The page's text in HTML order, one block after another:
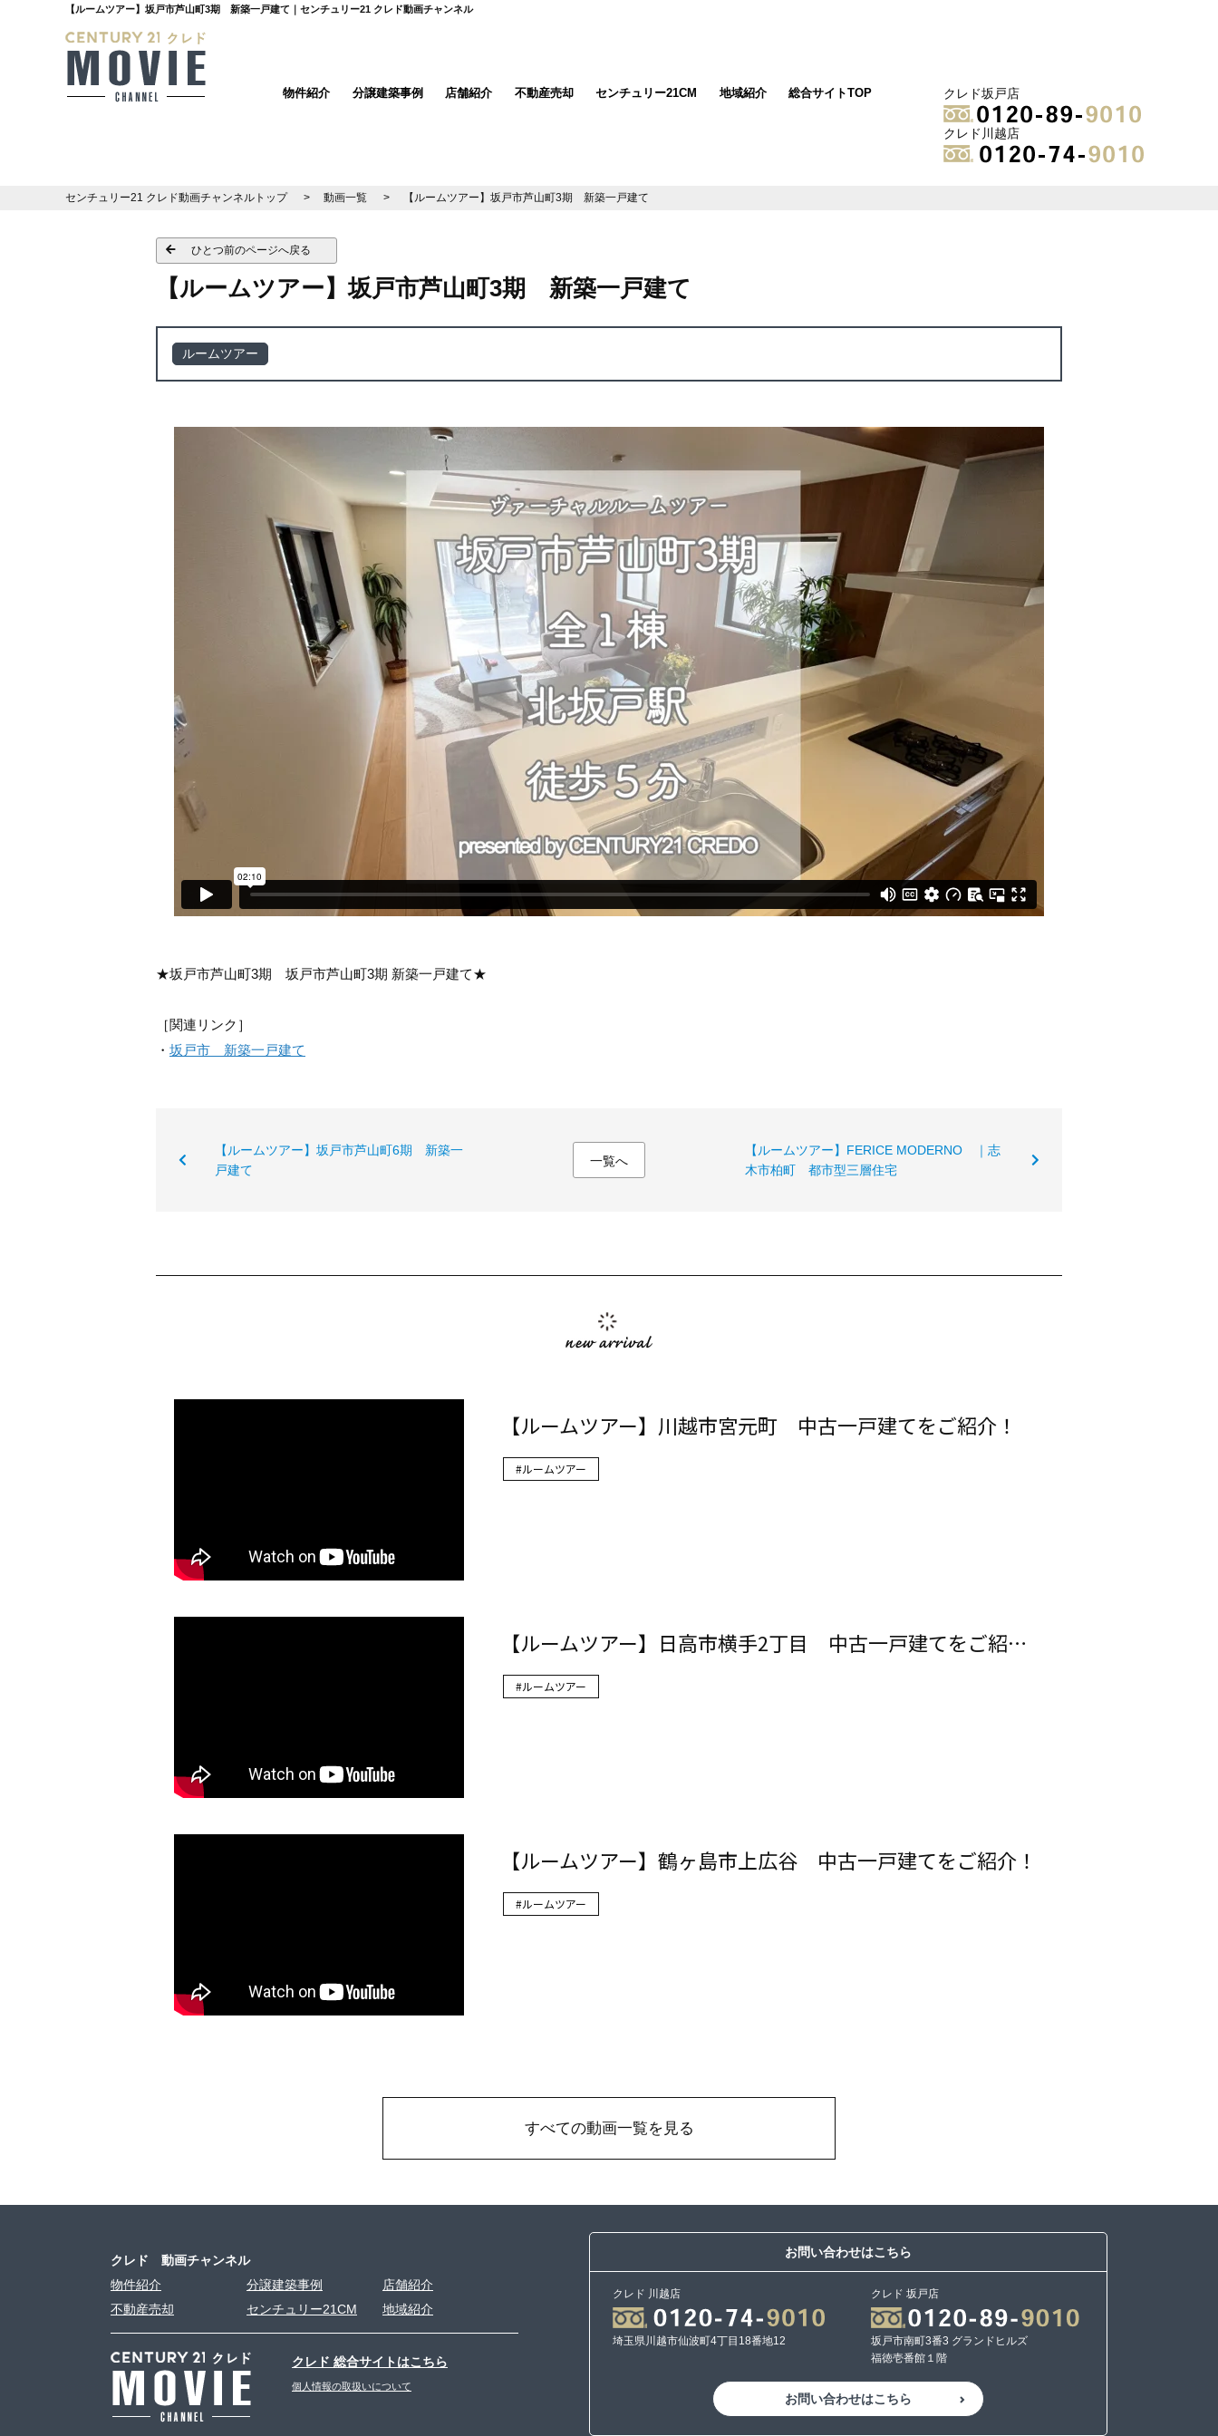
【ルームツアー】坂戸市芦山町3期 新築一戸建て｜センチュリー21 クレド動画チャンネル
物件紹介 分譲建築事例 店舗紹介 不動産売却 センチュリー21CM 地域紹介 総合サイトTOP クレド坂戸店
クレド川越店
センチュリー21 クレド動画チャンネルトップ 動画一覧 【ルームツアー】坂戸市芦山町3期 新築一戸建て
ひとつ前のページへ戻る
【ルームツアー】坂戸市芦山町3期 新築一戸建て
ルームツアー
★坂戸市芦山町3期 坂戸市芦山町3期 新築一戸建て★
［関連リンク］
・ 坂戸市 新築一戸建て
【ルームツアー】坂戸市芦山町6期 新築一
戸建て
一覧へ
【ルームツアー】FERICE MODERNO ｜志
木市柏町 都市型三層住宅
すべての動画一覧を見る
クレド 動画チャンネル
物件紹介
分譲建築事例
店舗紹介
不動産売却
センチュリー21CM 地域紹介
クレド 総合サイトはこちら
個人情報の取扱いについて
お問い合わせはこちら
クレド 川越店
埼玉県川越市仙波町4丁目18番地12
クレド 坂戸店
坂戸市南町3番3 グランドヒルズ
福徳壱番館１階
お問い合わせはこちら